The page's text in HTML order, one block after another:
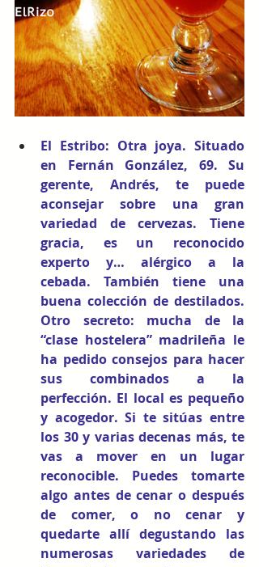
El Estribo: Otra joya. Situado
en Fernán González, 69. Su
gerente, Andrés, te puede
aconsejar sobre una gran
variedad de cervezas. Tiene
gracia, es un reconocido
experto y… alérgico a la
cebada. También tiene una
buena colección de destilados.
Otro secreto: mucha de la
“clase hostelera” madrileña le
ha pedido consejos para hacer
sus combinados a la
perfección. El local es pequeño
y acogedor. Si te sitúas entre
los 30 y varias decenas más, te
vas a mover en un lugar
reconocible. Puedes tomarte
algo antes de cenar o después
de comer, o no cenar y
quedarte allí degustando las
numerosas variedades de